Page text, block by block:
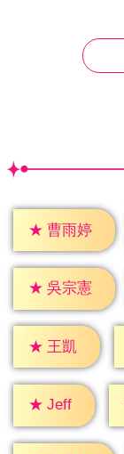
★ 曹雨婷
★ 吳宗憲
★ 王凱
★ Jeff